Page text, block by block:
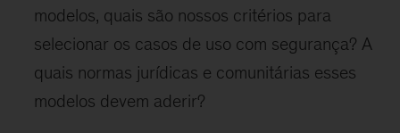
modelos, quais são nossos critérios para
selecionar os casos de uso com segurança? A
quais normas jurídicas e comunitárias esses
modelos devem aderir?